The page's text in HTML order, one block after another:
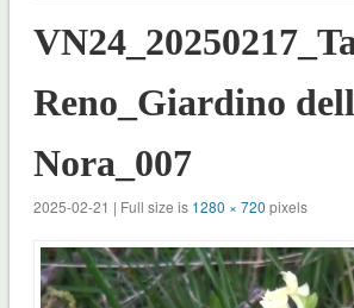
Reno_Giardino
Nora_007
2025-02-21 | Full size is 1280 × 720 pixels